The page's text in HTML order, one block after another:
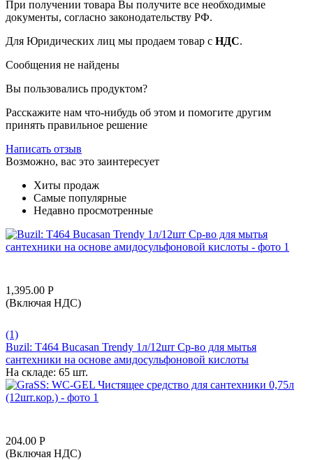
При получении товара Вы получите все необходимые
документы, согласно законодательству РФ.
Для Юридических лиц мы продаем товар с НДС.
Сообщения не найдены
Вы пользовались продуктом?
Расскажите нам что-нибудь об этом и помогите другим
принять правильное решение
Написать отзыв
Возможно, вас это заинтересует
Хиты продаж
Самые популярные
Недавно просмотренные
1,395.00 Р
(Включая НДС)
(1)
Buzil: T464 Bucasan Trendy 1л/12шт Ср-во для мытья
сантехники на основе амидосульфоновой кислоты
На складе: 65 шт.
204.00 Р
(Включая НДС)